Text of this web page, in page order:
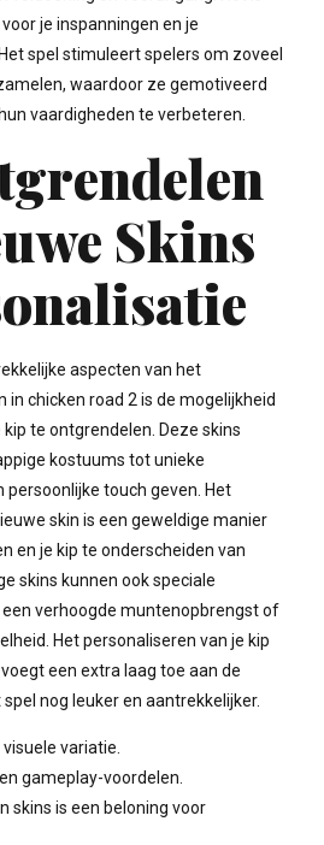
je inspanningen en je
spel stimuleert spelers om zoveel
waardoor ze gemotiveerd
vaardigheden te verbeteren.
Skins
aspecten van het
chicken road 2 is de mogelijkheid
te ontgrendelen. Deze skins
kostuums tot unieke
persoonlijke touch geven. Het
skin is een geweldige manier
en je kip te onderscheiden van
skins kunnen ook speciale
een verhoogde muntenopbrengst of
Het personaliseren van je kip
een extra laag toe aan de
nog leuker en aantrekkelijker.
variatie.
gameplay-voordelen.
skins is een beloning voor